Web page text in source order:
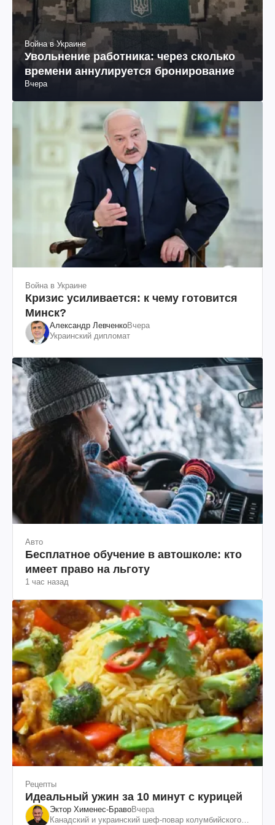
Война в Украине
Увольнение работника: через сколько
времени аннулируется бронирование
Вчера
Война в Украине
Кризис усиливается: к чему готовится
Минск?
Александр ЛевченкоВчера
Украинский дипломат
Авто
Бесплатное обучение в автошколе: кто
имеет право на льготу
1 час назад
Рецепты
Идеальный ужин за 10 минут с курицей
Эктор Хименес-БравоВчера
Канадский и украинский шеф-повар колумбийского